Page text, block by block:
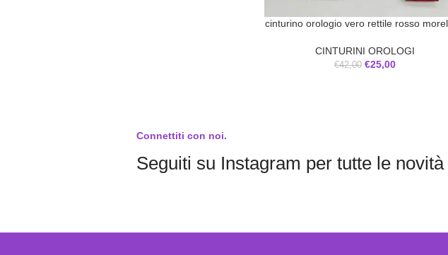
cinturino orologio vero rettile rosso
CINTURINI OROLOGI
€42,00 €25,00
Connettiti con noi.
Seguiti su Instagram per tutte le novità